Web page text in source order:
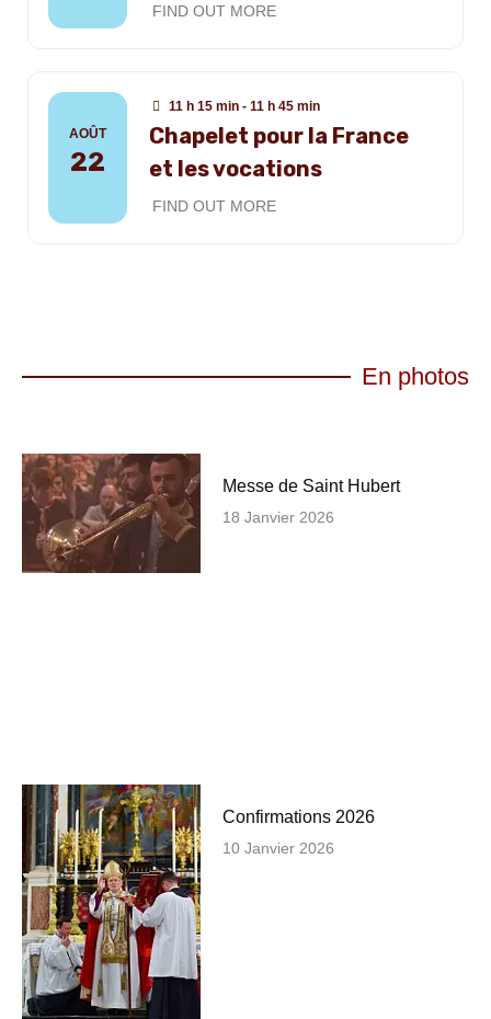
FIND OUT MORE
AOÛT
22
11 h 15 min - 11 h 45 min
Chapelet pour la France
et les vocations
FIND OUT MORE
En photos
Messe de Saint Hubert
18 Janvier 2026
Confirmations 2026
10 Janvier 2026